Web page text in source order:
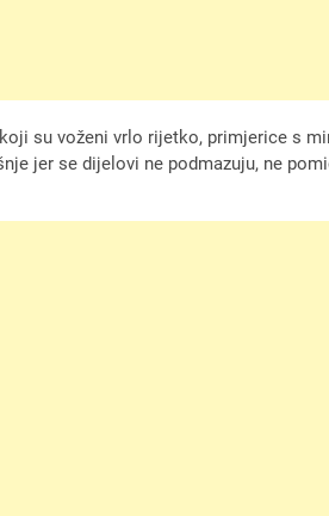
su voženi vrlo rijetko, primjerice s
jer se dijelovi ne podmazuju, ne